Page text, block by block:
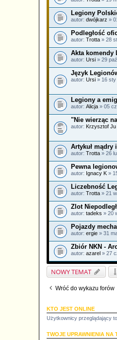
Legiony
autor: dwójkarz »
Podległość
autor: Trotta » 28
Akta komendy
autor: Ursi » 29
Język
autor: Ursi » 16 sty
Legiony a
autor: Alicja » 05
"Nie wierząc
autor: Krzysztof Ju
Artykuł mądry
autor: Trotta » 26
Pewna
autor: Ignacy K »
Liczebność
autor: Trotta » 21
Zlot
autor: tadeks » 20
Pojazdy
autor: ergie » 31
Zbiór NKN -
autor: azarel » 27
NOWY TEMAT
Wróć do wykazu forów
KTO JEST ONLINE
Użytkownicy przeglądający
TWOJE UPRAWNIENIA NA